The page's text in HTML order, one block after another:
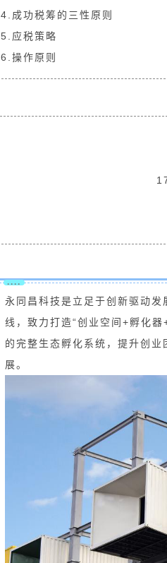
4.成功税筹的三性原则
5.应税策略
6.操作原则
····
永同昌科技是立足于创新驱动发
线，致力打造“创业空间+孵化
的完整生态孵化系统，提升创
展。